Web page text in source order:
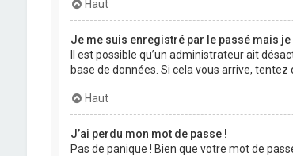
Haut
Je me suis enregistré par le passé mais
Il est possible qu’un administrateur ait
base de données. Si cela vous arrive,
Haut
J’ai perdu mon mot de passe !
Pas de panique ! Bien que votre mot de